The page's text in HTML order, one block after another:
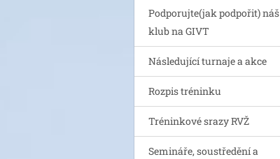
Podporujte(jak podpořit) náš
klub na GIVT
Následující turnaje a akce
Rozpis tréninku
Tréninkové srazy RVŽ
Semináře, soustředění a